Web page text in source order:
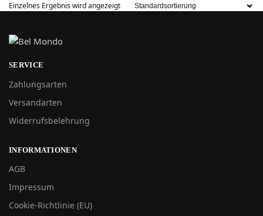
Einzelnes Ergebnis wird angezeigt
SERVICE
Zahlungsarten
Versandarten
Widerrufsbelehrung
INFORMATIONEN
AGB
Impressum
Cookie-Richtlinie (EU)